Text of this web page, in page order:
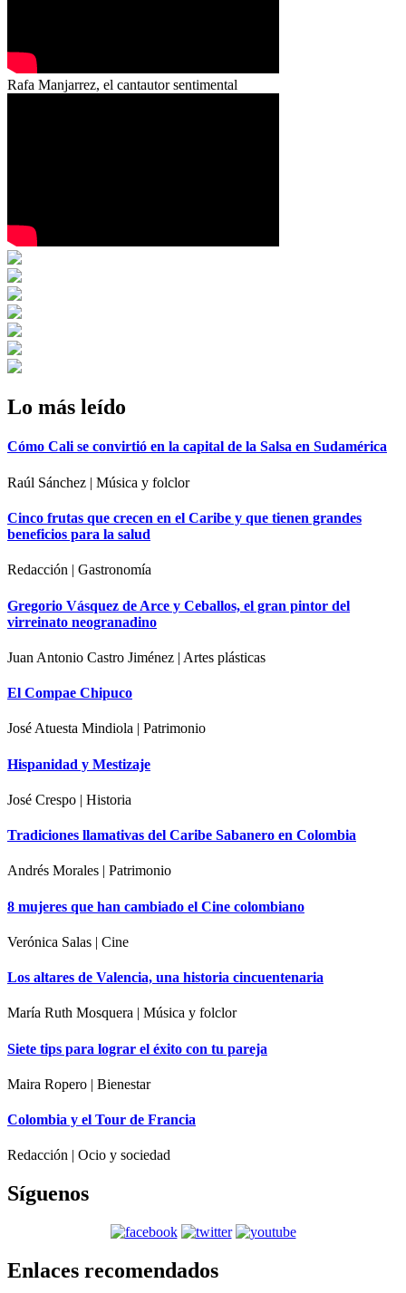
Rafa Manjarrez, el cantautor sentimental
Lo más leído
Cómo Cali se convirtió en la capital de la Salsa en Sudamérica
Raúl Sánchez | Música y folclor
Cinco frutas que crecen en el Caribe y que tienen grandes
beneficios para la salud
Redacción | Gastronomía
Gregorio Vásquez de Arce y Ceballos, el gran pintor del
virreinato neogranadino
Juan Antonio Castro Jiménez | Artes plásticas
El Compae Chipuco
José Atuesta Mindiola | Patrimonio
Hispanidad y Mestizaje
José Crespo | Historia
Tradiciones llamativas del Caribe Sabanero en Colombia
Andrés Morales | Patrimonio
8 mujeres que han cambiado el Cine colombiano
Verónica Salas | Cine
Los altares de Valencia, una historia cincuentenaria
María Ruth Mosquera | Música y folclor
Siete tips para lograr el éxito con tu pareja
Maira Ropero | Bienestar
Colombia y el Tour de Francia
Redacción | Ocio y sociedad
Síguenos
Enlaces recomendados